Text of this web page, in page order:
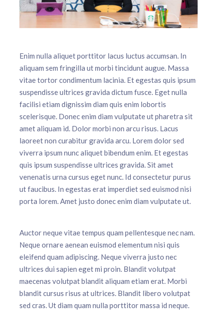
Enim nulla aliquet porttitor lacus luctus accumsan. In
aliquam sem fringilla ut morbi tincidunt augue. Massa
vitae tortor condimentum lacinia. Et egestas quis ipsum
suspendisse ultrices gravida dictum fusce. Eget nulla
facilisi etiam dignissim diam quis enim lobortis
scelerisque. Donec enim diam vulputate ut pharetra sit
amet aliquam id. Dolor morbi non arcu risus. Lacus
laoreet non curabitur gravida arcu. Lorem dolor sed
viverra ipsum nunc aliquet bibendum enim. Et egestas
quis ipsum suspendisse ultrices gravida. Sit amet
venenatis urna cursus eget nunc. Id consectetur purus
ut faucibus. In egestas erat imperdiet sed euismod nisi
porta lorem. Amet justo donec enim diam vulputate ut.
Auctor neque vitae tempus quam pellentesque nec nam.
Neque ornare aenean euismod elementum nisi quis
eleifend quam adipiscing. Neque viverra justo nec
ultrices dui sapien eget mi proin. Blandit volutpat
maecenas volutpat blandit aliquam etiam erat. Morbi
blandit cursus risus at ultrices. Blandit libero volutpat
sed cras. Ut diam quam nulla porttitor massa id neque.